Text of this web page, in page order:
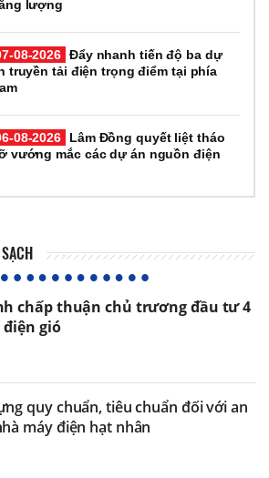
lượng
08-2026 Đẩy nhanh tiến độ ba dự
truyền tải điện trọng điểm tại phía
08-2026
Lâm Đồng quyết liệt tháo
vướng mắc các dự án nguồn điện
chấp thuận chủ trương đầu tư 4
gió
quy chuẩn, tiêu chuẩn đối với an
máy điện hạt nhân